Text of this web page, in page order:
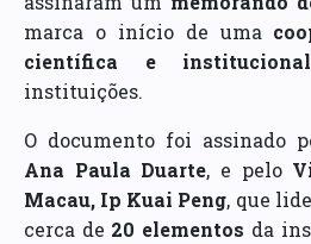
marca o início de uma
científica e institucional
instituições.
O documento foi assinado
Ana Paula Duarte, e pelo
Macau, Ip Kuai Peng, que
cerca de 20 elementos da